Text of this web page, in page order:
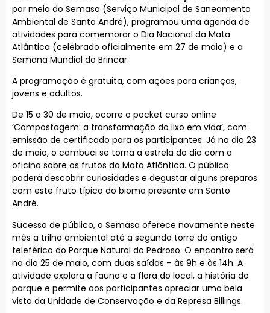
por meio do Semasa (Serviço Municipal de Saneamento
Ambiental de Santo André), programou uma agenda de
atividades para comemorar o Dia Nacional da Mata
Atlântica (celebrado oficialmente em 27 de maio) e a
Semana Mundial do Brincar.
A programação é gratuita, com ações para crianças,
jovens e adultos.
De 15 a 30 de maio, ocorre o pocket curso online
‘Compostagem: a transformação do lixo em vida’, com
emissão de certificado para os participantes. Já no dia 23
de maio, o cambuci se torna a estrela do dia com a
oficina sobre os frutos da Mata Atlântica. O público
poderá descobrir curiosidades e degustar alguns preparos
com este fruto típico do bioma presente em Santo
André.
Sucesso de público, o Semasa oferece novamente neste
mês a trilha ambiental até a segunda torre do antigo
teleférico do Parque Natural do Pedroso. O encontro será
no dia 25 de maio, com duas saídas – às 9h e às 14h. A
atividade explora a fauna e a flora do local, a história do
parque e permite aos participantes apreciar uma bela
vista da Unidade de Conservação e da Represa Billings.